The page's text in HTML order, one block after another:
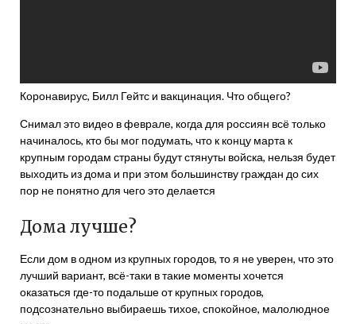
Коронавирус, Билл Гейтс и вакцинация. Что общего?
Снимал это видео в феврале, когда для россиян всё только
начиналось, кто бы мог подумать, что к концу марта к
крупным городам страны будут стянуты войска, нельзя будет
выходить из дома и при этом большинству граждан до сих
пор не понятно для чего это делается
Дома лучше?
Если дом в одном из крупных городов, то я не уверен, что это
лучший вариант, всё-таки в такие моменты хочется
оказаться где-то подальше от крупных городов,
подсознательно выбираешь тихое, спокойное, малолюдное